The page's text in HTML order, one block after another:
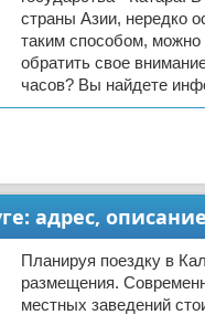
страны Азии, нередко
таким способом, можно
обратить свое
часов? Вы найдете
адрес,
Планируя поездку в
размещения.
местных заведений